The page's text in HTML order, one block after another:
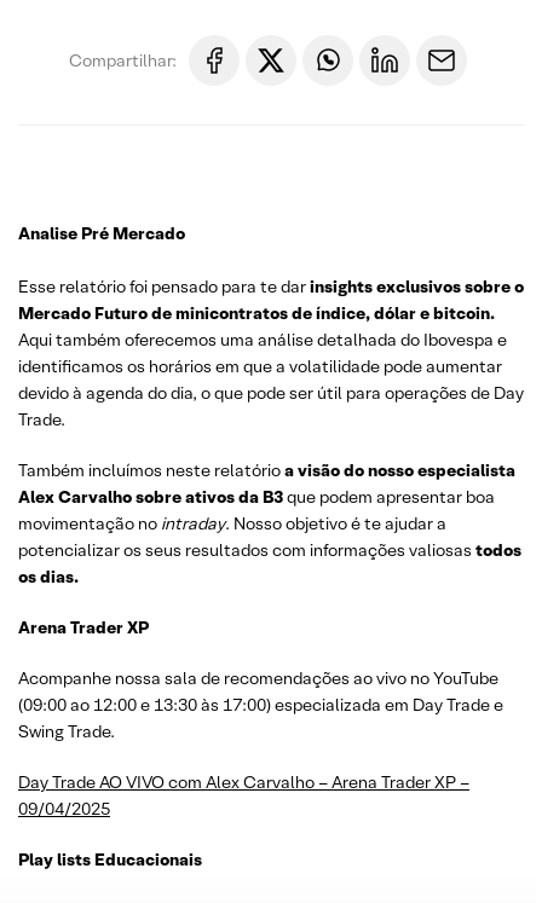
Compartilhar:
Analise Pré Mercado
Esse relatório foi pensado para te darinsights exclusivos sobre o
Mercado Futuro de minicontratos de índice, dólar e bitcoin.
Aqui também oferecemos uma análise detalhada do Ibovespa e
identificamos os horários em que a volatilidade pode aumentar
devido à agenda do dia, o que pode ser útil para operações de Day
Trade.
Também incluímos neste relatórioa visão do nosso especialista
Alex Carvalho sobre ativos da B3que podem apresentar boa
movimentação no intraday. Nosso objetivo é te ajudar a
potencializar os seus resultados com informações valiosas todos
os dias.
Arena Trader XP
Acompanhe nossa sala de recomendações ao vivo no YouTube
(09:00 ao 12:00 e 13:30 às 17:00) especializada em Day Trade e
Swing Trade.
Day Trade AO VIVO com Alex Carvalho – Arena Trader XP –
09/04/2025
Play lists Educacionais